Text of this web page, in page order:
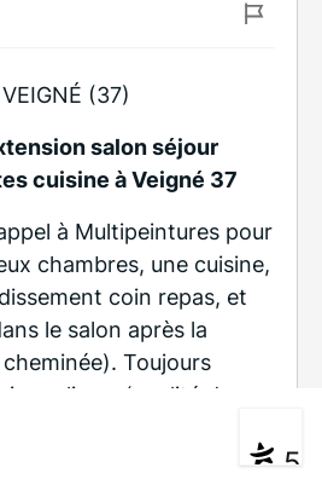
5
VEIGNÉ (37)
salon séjour
cuisine à Veigné 37
à Multipeintures pour
chambres, une cuisine,
coin repas, et
le salon après la
Toujours
(qualité de
délai ...), et de
des différentes